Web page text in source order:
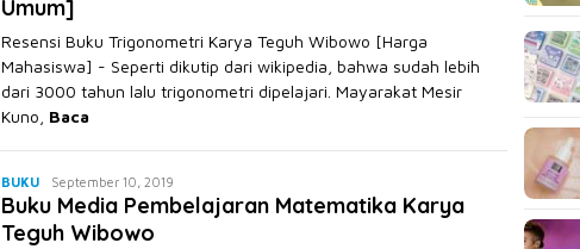
Umum]
Resensi Buku Trigonometri Karya Teguh Wibowo [Harga
Mahasiswa] - Seperti dikutip dari wikipedia, bahwa sudah lebih
dari 3000 tahun lalu trigonometri dipelajari. Mayarakat Mesir
Kuno, Baca
BUKUAgeng
Triyono
September 10, 2019
Buku Media Pembelajaran Matematika Karya
Teguh Wibowo